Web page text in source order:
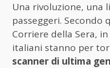
Una rivoluzione, una
passeggeri.
Corriere della Sera,
italiani stanno per
scanner di ultima